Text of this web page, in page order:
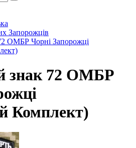
Запорожців
ОМБР Чорні Запорожці
знак 72 ОМБР
Комплект)